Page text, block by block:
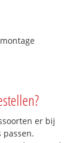
er bij